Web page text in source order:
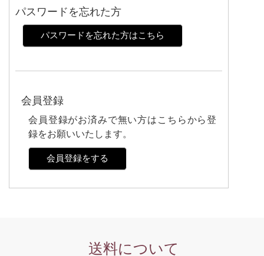
パスワードを忘れた方
パスワードを忘れた方はこちら
会員登録
会員登録がお済みで無い方はこちらから登
録をお願いいたします。
会員登録をする
送料について